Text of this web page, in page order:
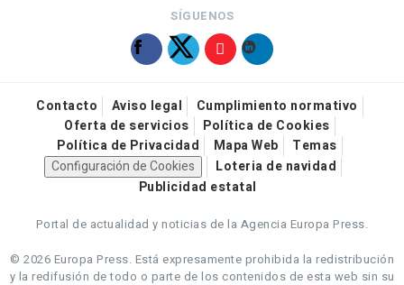
SÍGUENOS
Contacto Aviso legal
Cumplimiento normativo
Oferta de servicios
Política de Cookies
Política de Privacidad
Mapa Web
Temas
Configuración de Cookies
Loteria de navidad
Publicidad estatal
Portal de actualidad y noticias de la Agencia Europa Press.
© 2026 Europa Press. Está expresamente prohibida la redistribución
y la redifusión de todo o parte de los contenidos de esta web sin su